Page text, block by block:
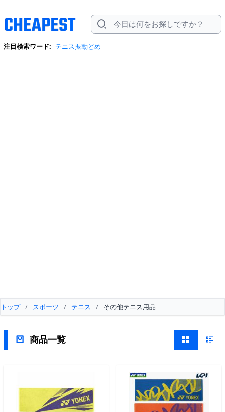
注目検索ワード: テニス振動どめ
トップ / スポーツ / テニス / その他テニス用品
商品一覧